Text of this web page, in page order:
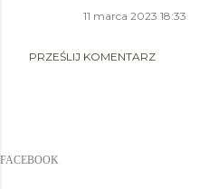
11 marca 2023 18:33
PRZEŚLIJ KOMENTARZ
FACEBOOK